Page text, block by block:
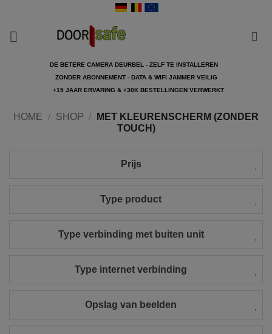
DE BETERE CAMERA DEURBEL - ZELF TE INSTALLEREN
ZONDER ABONNEMENT - DATA & WIFI JAMMER VEILIG
+15 JAAR ERVARING & +30K BESTELLINGEN VERWERKT
HOME / SHOP /
MET KLEURENSCHERM (ZONDER
TOUCH)
Prijs
Type product
Type verbinding met buiten unit
Type internet verbinding
Opslag van beelden